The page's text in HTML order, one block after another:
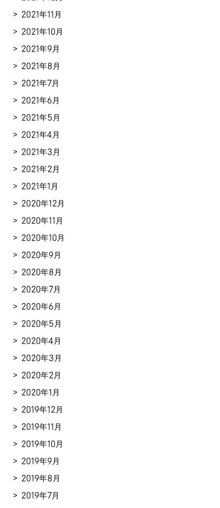
2021年11月
2021年10月
2021年9月
2021年8月
2021年7月
2021年6月
2021年5月
2021年4月
2021年3月
2021年2月
2021年1月
2020年12月
2020年11月
2020年10月
2020年9月
2020年8月
2020年7月
2020年6月
2020年5月
2020年4月
2020年3月
2020年2月
2020年1月
2019年12月
2019年11月
2019年10月
2019年9月
2019年8月
2019年7月